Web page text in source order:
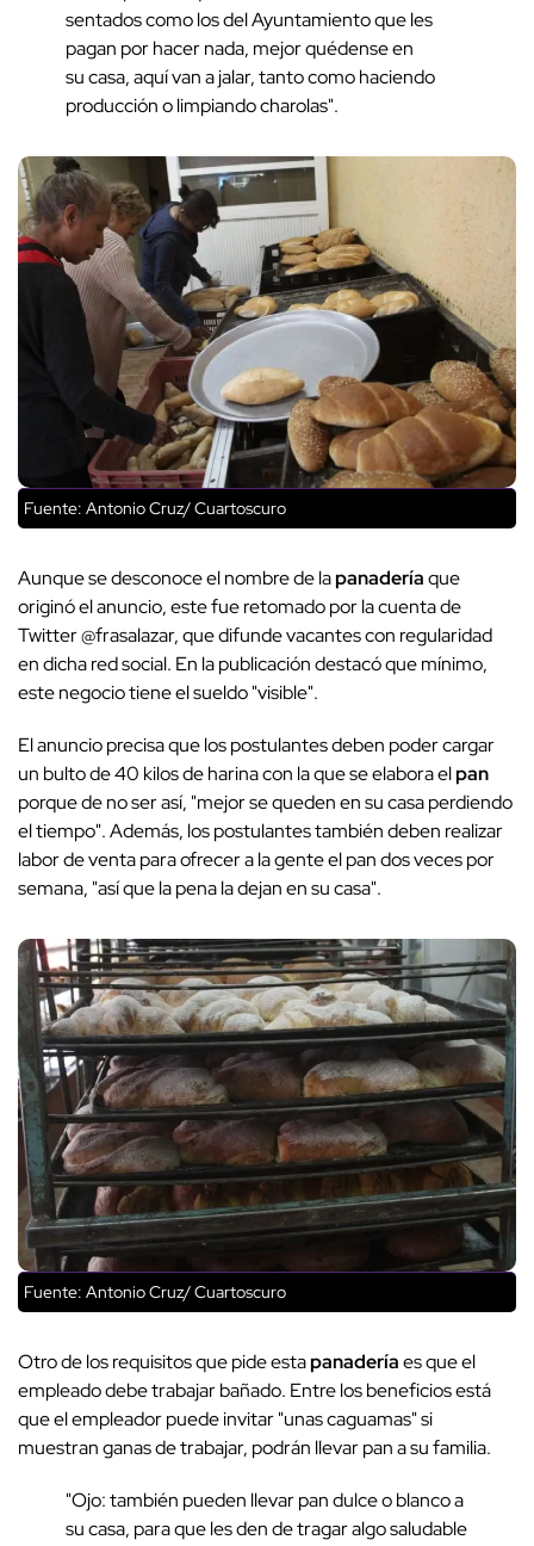
sentados como los del Ayuntamiento que les
pagan por hacer nada, mejor quédense en
su casa, aquí van a jalar, tanto como haciendo
producción o limpiando charolas".
Fuente: Antonio Cruz/ Cuartoscuro
Aunque se desconoce el nombre de lapanaderíaque
originó el anuncio, este fue retomado por la cuenta de
Twitter @frasalazar, que difunde vacantes con regularidad
en dicha red social. En la publicación destacó que mínimo,
este negocio tiene elsueldo "visible".
El anuncio precisa que los postulantes deben poder cargar
un bulto de 40 kilos de harina con la que se elabora elpan
porque de no ser así, "mejor se queden en su casa perdiendo
el tiempo". Además, los postulantes también deben realizar
labor de venta paraofrecer a la gente el pan dos veces por
semana, "así que la pena la dejan en su casa".
Fuente: Antonio Cruz/ Cuartoscuro
Otro de los requisitos que pide estapanaderíaes que el
empleado debe trabajar bañado. Entre los beneficios está
que el empleador puede invitar "unas caguamas" si
muestran ganas de trabajar, podrán llevar pan a su familia.
"Ojo: también pueden llevar pan dulce o blanco a
su casa, para que les den de tragar algo saludable